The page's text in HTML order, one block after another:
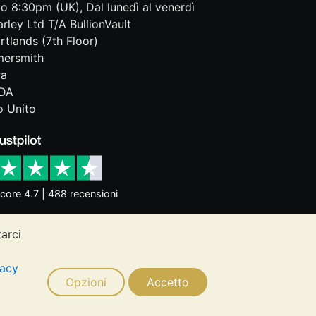
Opzioni Accetto
8:30pm (UK), Dal lunedì al venerdì
Ltd T/A BullionVault
(7th Floor)
Unito
4.7 | 488 recensioni
dell'andamento futuro. Nulla di
investimenti. Si consiglia di